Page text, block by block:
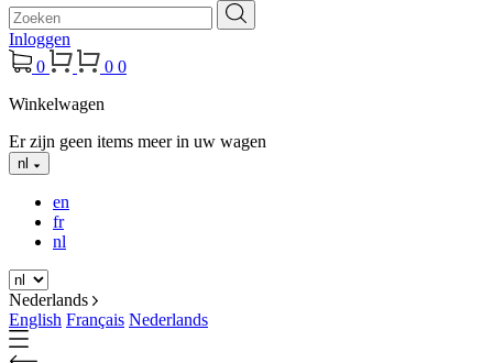
Inloggen
0
0 0
Winkelwagen
Er zijn geen items meer in uw wagen
nl
en
fr
nl
Nederlands
English Français Nederlands